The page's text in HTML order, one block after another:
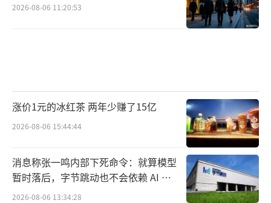
2026-08-06 11:20:53
涨价1元的冰红茶 两年少赚了15亿
2026-08-06 15:44:44
消息称张一鸣内部下死命令：就算模型
暂时落后，字节跳动也不会依赖 AI 蒸
馏技术
2026-08-06 13:34:28